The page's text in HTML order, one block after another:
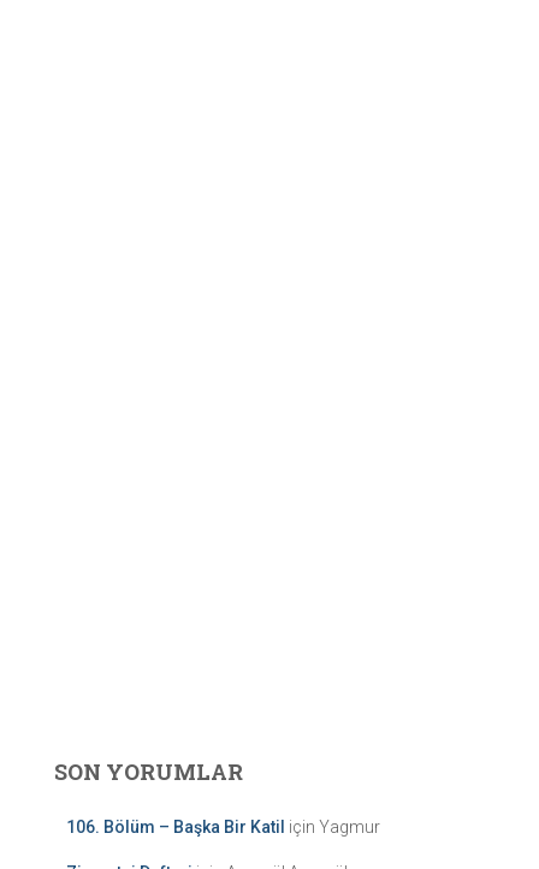
SON YORUMLAR
106. Bölüm – Başka Bir Katil için Yagmur